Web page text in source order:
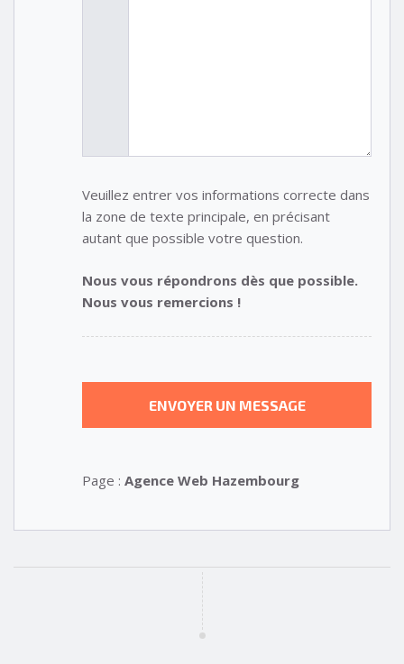
Veuillez entrer vos informations correcte dans
la zone de texte principale, en précisant
autant que possible votre question.
Nous vous répondrons dès que possible.
Nous vous remercions !
Page : Agence Web Hazembourg